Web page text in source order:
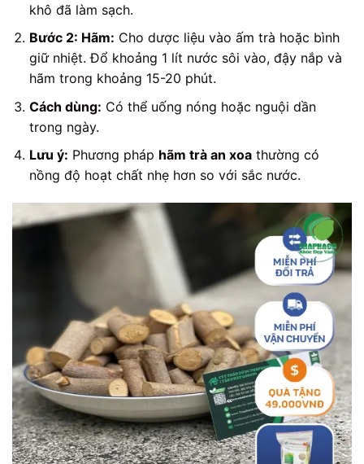
khô đã làm sạch.
Bước 2: Hãm: Cho dược liệu vào ấm trà hoặc bình
giữ nhiệt. Đổ khoảng 1 lít nước sôi vào, đậy nắp và
hãm trong khoảng 15-20 phút.
Cách dùng: Có thể uống nóng hoặc nguội dần
trong ngày.
Lưu ý: Phương pháp hãm trà an xoathường có
nồng độ hoạt chất nhẹ hơn so với sắc nước.